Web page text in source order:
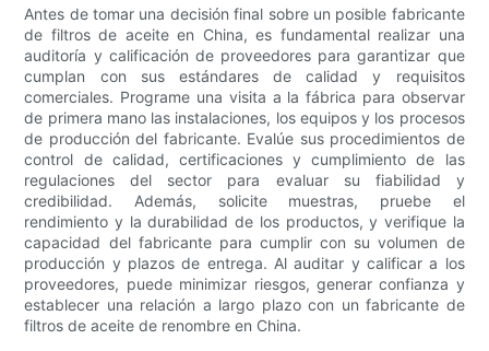
Antes de tomar una decisión final sobre un posible fabricante
de filtros de aceite en China, es fundamental realizar una
auditoría y calificación de proveedores para garantizar que
cumplan con sus estándares de calidad y requisitos
comerciales. Programe una visita a la fábrica para observar
de primera mano las instalaciones, los equipos y los procesos
de producción del fabricante. Evalúe sus procedimientos de
control de calidad, certificaciones y cumplimiento de las
regulaciones del sector para evaluar su fiabilidad y
credibilidad. Además, solicite muestras, pruebe el
rendimiento y la durabilidad de los productos, y verifique la
capacidad del fabricante para cumplir con su volumen de
producción y plazos de entrega. Al auditar y calificar a los
proveedores, puede minimizar riesgos, generar confianza y
establecer una relación a largo plazo con un fabricante de
filtros de aceite de renombre en China.